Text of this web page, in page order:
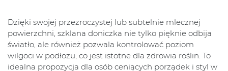
Dzięki swojej przezroczystej lub subtelnie mlecznej
powierzchni, szklana doniczka nie tylko pięknie odbija
światło, ale również pozwala kontrolować poziom
wilgoci w podłożu, co jest istotne dla zdrowia roślin. To
idealna propozycja dla osób ceniących porządek i styl w